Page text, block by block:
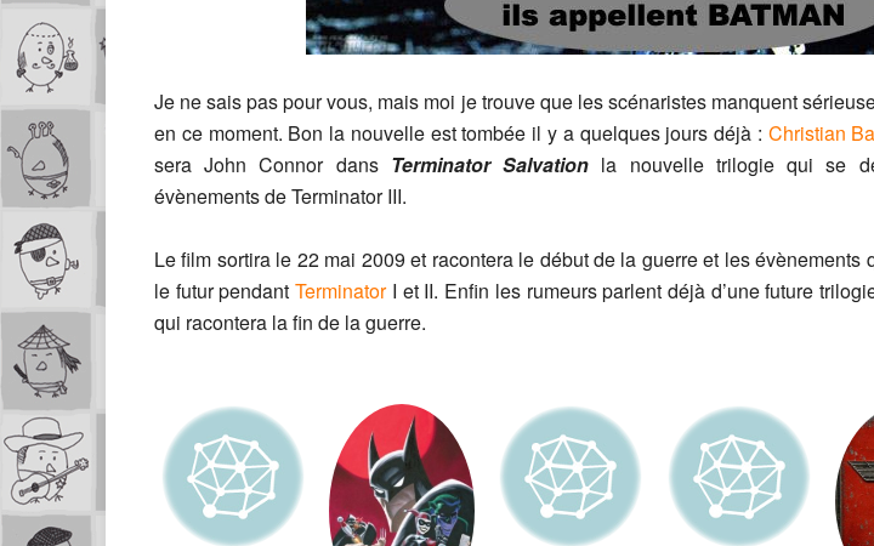
Je ne sais pas pour vous, mais moi je trouve que les scénaristes manquent
en ce moment. Bon la nouvelle est tombée il y a quelques jours déjà : Christian
sera John Connor dans Terminator Salvation la nouvelle trilogie qui se
évènements de Terminator III.
Le film sortira le 22 mai 2009 et racontera le début de la guerre et les évènements
le futur pendantTerminatorI et II. Enfin les rumeurs parlent déjà d’une future
qui racontera la fin de la guerre.